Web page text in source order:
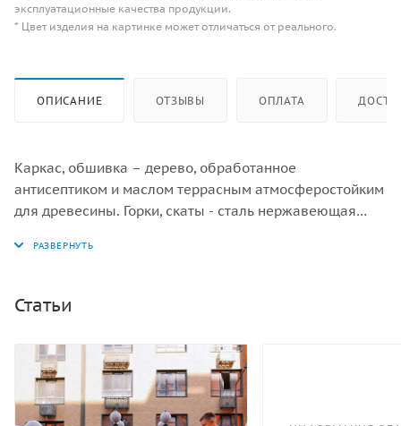
эксплуатационные качества продукции.
* Цвет изделия на картинке может отличаться от реального.
ОПИСАНИЕ ОТЗЫВЫ ОПЛАТА
Каркас, обшивка – дерево, обработанное
антисептиком и маслом террасным атмосферостойким
для древесины. Горки, скаты - сталь нержавеющая
пассивация сварных швов.
Статьи